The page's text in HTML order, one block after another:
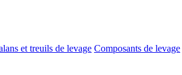
et treuils de levage Composants de levage